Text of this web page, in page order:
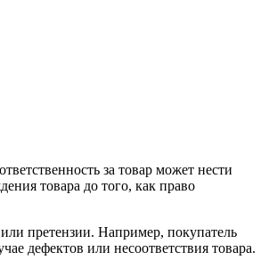
за товар может нести
товара до того, как право
претензии. Например, покупатель
дефектов или несоответствия товара.